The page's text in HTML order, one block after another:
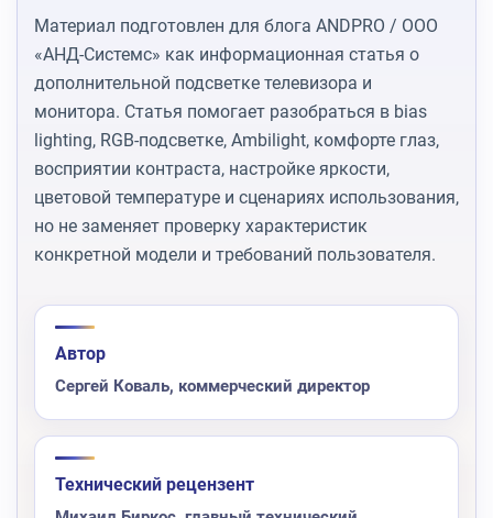
Материал подготовлен для блога ANDPRO / ООО
«АНД-Системс» как информационная статья о
дополнительной подсветке телевизора и
монитора. Статья помогает разобраться в bias
lighting, RGB-подсветке, Ambilight, комфорте глаз,
восприятии контраста, настройке яркости,
цветовой температуре и сценариях использования,
но не заменяет проверку характеристик
конкретной модели и требований пользователя.
Автор
Сергей Коваль, коммерческий директор
Технический рецензент